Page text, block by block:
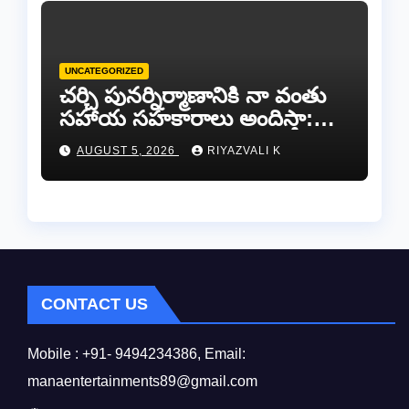
UNCATEGORIZED
చర్చి పునర్నిర్మాణానికి నా వంతు
సహాయ సహకారాలు అందిస్తా:
చంద్రగిరి ఎమ్మెల్యే పులివర్తి నాని.
AUGUST 5, 2026 RIYAZVALI K
CONTACT US
Mobile : +91- 9494234386, Email:
manaentertainments89@gmail.com